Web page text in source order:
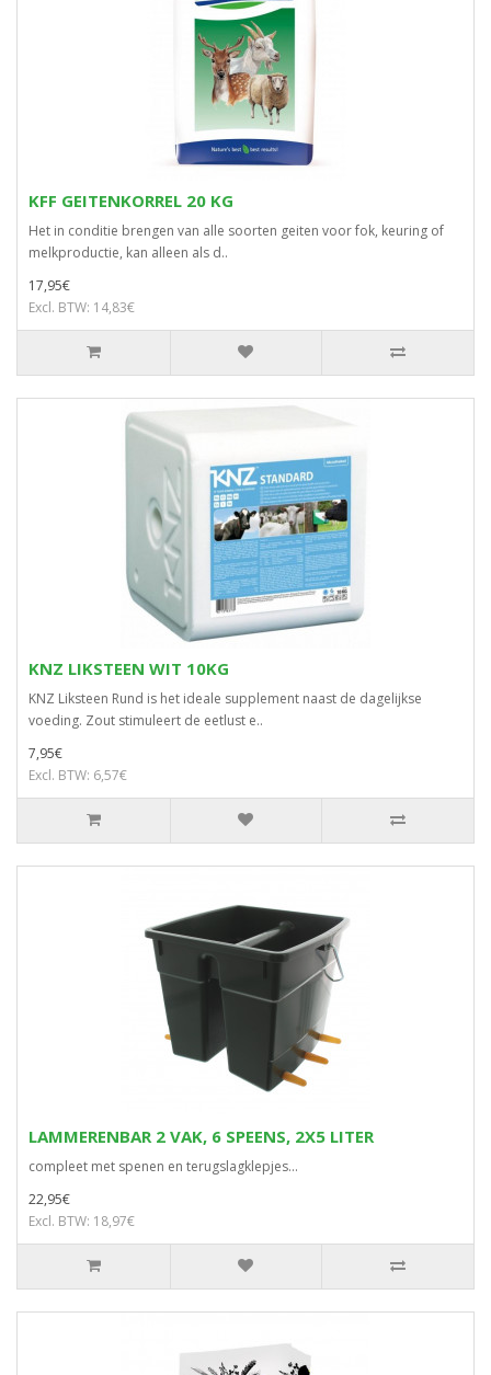
KFF GEITENKORREL 20 KG
Het in conditie brengen van alle soorten geiten voor fok, keuring of
melkproductie, kan alleen als d..
17,95€
Excl. BTW: 14,83€
KNZ LIKSTEEN WIT 10KG
KNZ Liksteen Rund is het ideale supplement naast de dagelijkse
voeding. Zout stimuleert de eetlust e..
7,95€
Excl. BTW: 6,57€
LAMMERENBAR 2 VAK, 6 SPEENS, 2X5 LITER
compleet met spenen en terugslagklepjes...
22,95€
Excl. BTW: 18,97€